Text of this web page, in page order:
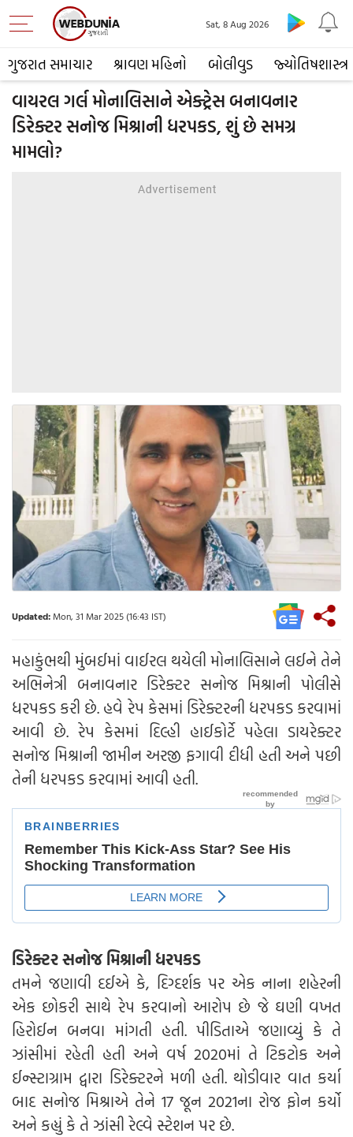
ગુજરાત સમાચાર શ્રાવણ મહિનો બોલીવુડ જ્યોતિષશાસ્ત્ર
Sat, 8 Aug 2026
વાયરલ ગર્લ મોનાલિસાને એક્ટ્રેસ બનાવનાર
ડિરેક્ટર સનોજ મિશ્રાની ધરપકડ, શું છે સમગ્ર
મામલો?
Updated:Mon, 31 Mar 2025 (16:43 IST)
મહાકુંભથી મુંબઈમાં વાઈરલ થયેલી મોનાલિસાને લઈને તેને
અભિનેત્રી બનાવનાર ડિરેક્ટર સનોજ મિશ્રાની પોલીસે
ધરપકડ કરી છે. હવે રેપ કેસમાં ડિરેક્ટરની ધરપકડ કરવામાં
આવી છે. રેપ કેસમાં દિલ્હી હાઈકોર્ટે પહેલા ડાયરેક્ટર
સનોજ મિશ્રાની જામીન અરજી ફગાવી દીધી હતી અને પછી
તેની ધરપકડ કરવામાં આવી હતી.
ડિરેક્ટર સનોજ મિશ્રાની ધરપકડ
તમને જણાવી દઈએ કે, દિગ્દર્શક પર એક નાના શહેરની
એક છોકરી સાથે રેપ કરવાનો આરોપ છે જે ઘણી વખત
હિરોઈન બનવા માંગતી હતી. પીડિતાએ જણાવ્યું કે તે
ઝાંસીમાં રહેતી હતી અને વર્ષ 2020માં તે ટિકટોક અને
ઈન્સ્ટાગ્રામ દ્વારા ડિરેક્ટરને મળી હતી. થોડીવાર વાત કર્યા
બાદ સનોજ મિશ્રાએ તેને 17 જૂન 2021ના રોજ ફોન કર્યો
અને કહ્યું કે તે ઝાંસી રેલ્વે સ્ટેશન પર છે.